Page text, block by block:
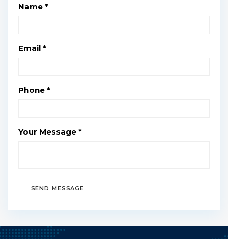
Name *
Email *
Phone *
Your Message *
SEND MESSAGE